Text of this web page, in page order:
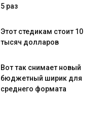
5 раз
Этот стедикам стоит 10
тысяч долларов
Вот так снимает новый
бюджетный ширик для
среднего формата